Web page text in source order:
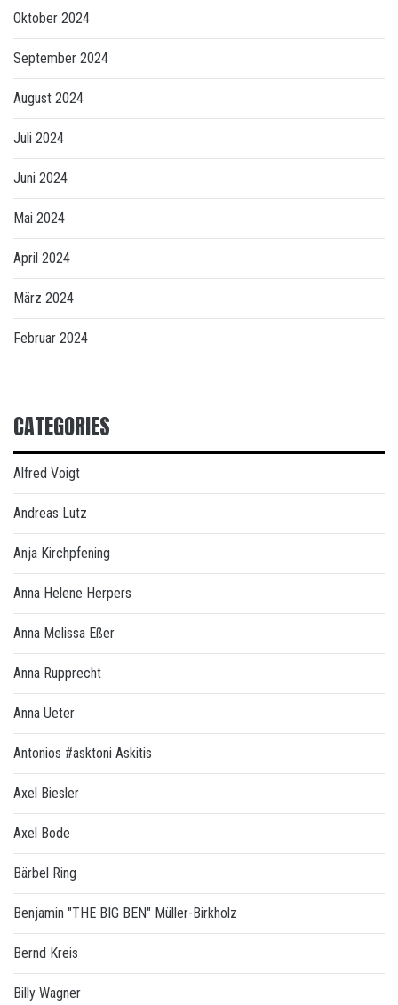
Oktober 2024
September 2024
August 2024
Juli 2024
Juni 2024
Mai 2024
April 2024
März 2024
Februar 2024
CATEGORIES
Alfred Voigt
Andreas Lutz
Anja Kirchpfening
Anna Helene Herpers
Anna Melissa Eßer
Anna Rupprecht
Anna Ueter
Antonios #asktoni Askitis
Axel Biesler
Axel Bode
Bärbel Ring
Benjamin "THE BIG BEN" Müller-Birkholz
Bernd Kreis
Billy Wagner